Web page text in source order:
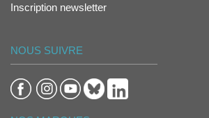
Inscription newsletter
NOUS SUIVRE